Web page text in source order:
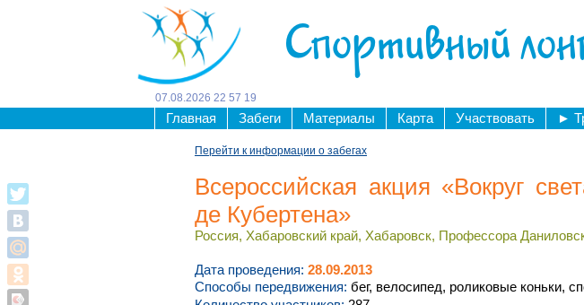
Спортивный
07 08 2026 22 57 19
Главная Забеги Материалы Карта Участвовать ►
Перейти к информации о забегах
Всероссийская акция «Вокруг
де Кубертена»
Россия, Хабаровский край, Хабаровск, Профессора
Дата проведения: 28.09.2013
Способы передвижения: бег, велосипед, роликовые коньки,